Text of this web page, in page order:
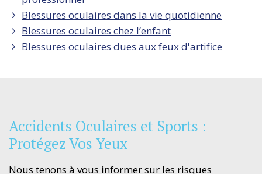
Blessures oculaires dans la vie quotidienne
Blessures oculaires chez l’enfant
Blessures oculaires dues aux feux d'artifice
Accidents Oculaires et Sports :
Protégez Vos Yeux
Nous tenons à vous informer sur les risques